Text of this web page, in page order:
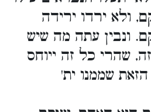
ולא ירדו ירידה
ונבין עתה מה שיש
שהרי כל זה ייוחס
שממנו ית'